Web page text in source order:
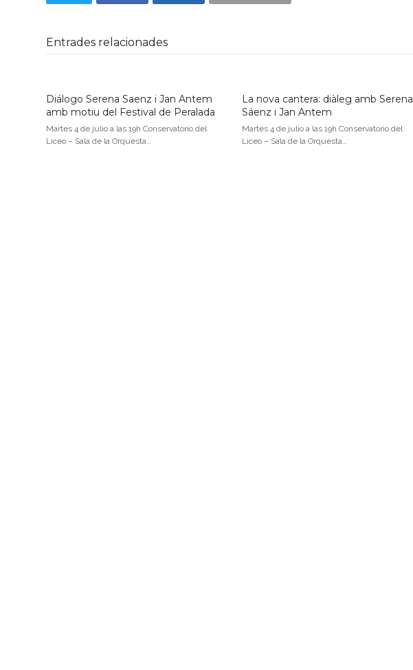
Entrades relacionades
Diálogo Serena Saenz i Jan Antem
amb motiu del Festival de Peralada
Martes 4 de julio a las 19h Conservatorio del
Liceo – Sala de la Orquesta…
La nova cantera: diàleg amb Serena
Sáenz i Jan Antem
Martes 4 de julio a las 19h Conservatorio del
Liceo – Sala de la Orquesta…